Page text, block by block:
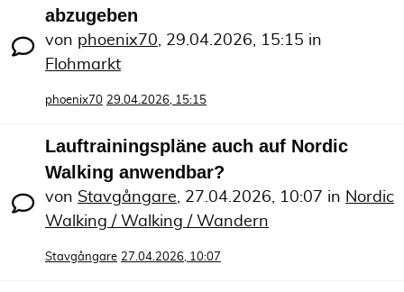
abzugeben
von phoenix70, 29.04.2026, 15:15 in
Flohmarkt
phoenix70 29.04.2026, 15:15
Lauftrainingspläne auch auf Nordic
Walking anwendbar?
von Stavgångare, 27.04.2026, 10:07 in Nordic
Walking / Walking / Wandern
Stavgångare 27.04.2026, 10:07